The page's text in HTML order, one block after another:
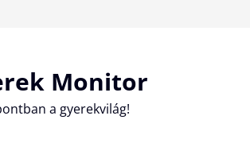
Monitor
a gyerekvilág!